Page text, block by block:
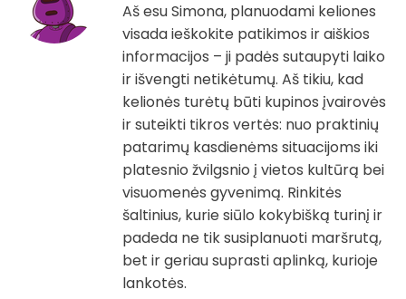
Aš esu Simona, planuodami keliones
visada ieškokite patikimos ir aiškios
informacijos – ji padės sutaupyti laiko
ir išvengti netikėtumų. Aš tikiu, kad
kelionės turėtų būti kupinos įvairovės
ir suteikti tikros vertės: nuo praktinių
patarimų kasdienėms situacijoms iki
platesnio žvilgsnio į vietos kultūrą bei
visuomenės gyvenimą. Rinkitės
šaltinius, kurie siūlo kokybišką turinį ir
padeda ne tik susiplanuoti maršrutą,
bet ir geriau suprasti aplinką, kurioje
lankotės.